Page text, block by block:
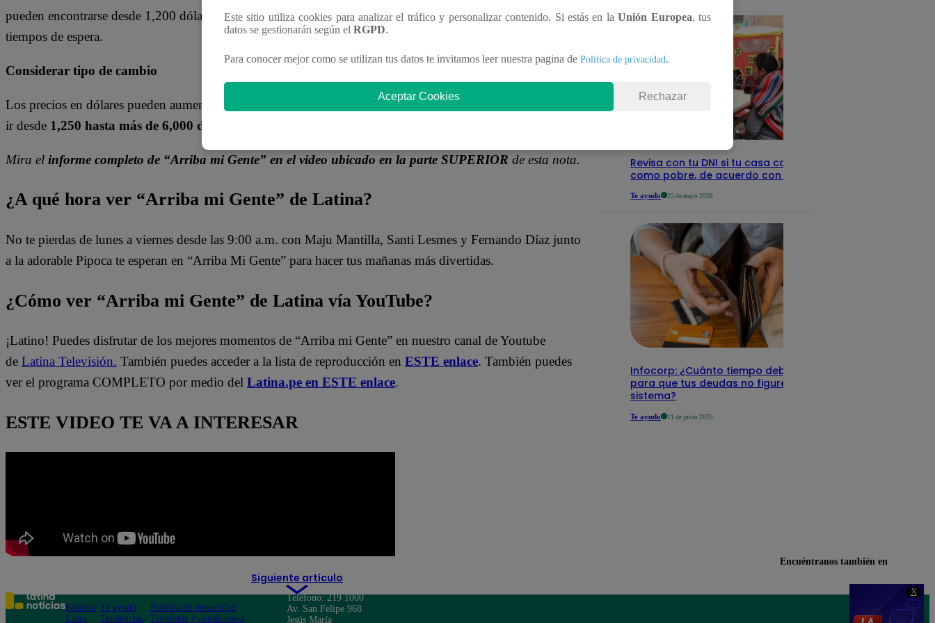
X
pueden encontrarse desde 1,200 dólares, el trayecto puede durarentre 36 y 47 horas, considerando escalas y
tiempos de espera.
Considerar tipo de cambio
Los precios en dólares pueden aumentar al considerar el cambio de moneda y el gasto total por persona puede
ir desde 1,250 hasta más de 6,000 dólares,
Mira el informe completo de “Arriba mi Gente” en el video ubicado en la parte SUPERIOR de esta nota.
¿A qué hora ver “Arriba mi Gente” de Latina?
No te pierdas de lunes a viernes desde las 9:00 a.m. con Maju Mantilla, Santi Lesmes y Fernando Díaz junto
a la adorable Pipoca te esperan en “Arriba Mi Gente” para hacer tus mañanas más divertidas.
¿Cómo ver “Arriba mi Gente” de Latina vía YouTube?
¡Latino! Puedes disfrutar de los mejores momentos de “Arriba mi Gente” en nuestro canal de Youtube
de Latina Televisión. También puedes acceder a la lista de reproducción en ESTE enlace. También puedes
ver el programa COMPLETO por medio del Latina.pe en ESTE enlace.
ESTE VIDEO TE VA A INTERESAR
Siguiente artículo
detalles
Revisa con tu DNI si tu casa califica
como pobre, de acuerdo con el Sisfoh
Te ayudo 25 de mayo 2026
Infocorp: ¿Cuánto tiempo debe pasar
para que tus deudas no figuren en su
sistema?
Te ayudo 11 de junio 2025
Este sitio utiliza cookies para analizar el tráfico y personalizar contenido. Si estás en laUnión Europea, tus
datos se gestionarán según el RGPD.
Para conocer mejor como se utilizan tus datos te invitamos leer nuestra pagina de Política de privacidad.
Aceptar Cookies Rechazar
Encuéntranos también en
Política
Lima
Te ayudo
Tendencias
Política de privacidad
Términos y condiciones
Teléfono: 219 1000
Av. San Felipe 968
Jesús María